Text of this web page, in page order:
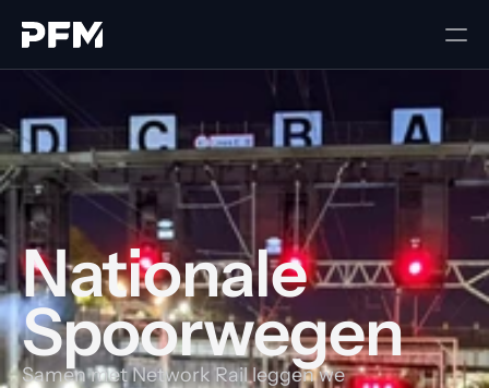
Nationale
Spoorwegen
Samen met Network Rail leggen we